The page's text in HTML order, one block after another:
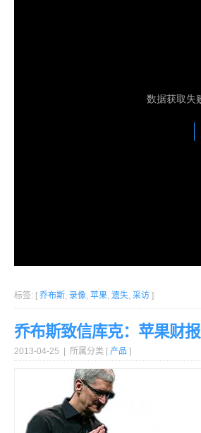
标签: [ 乔布斯, 录像, 苹果, 遗失, 采访 ]
乔布斯致信库克：苹果财报
2013-04-25 | 所属分类 [ 产品 ]